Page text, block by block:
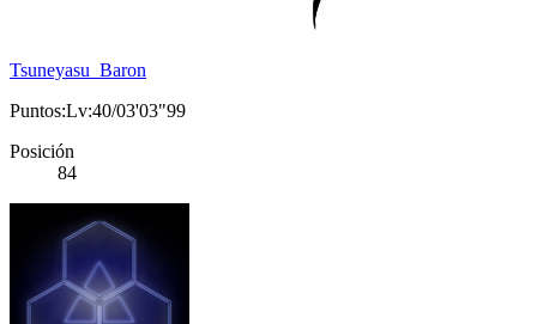
Tsuneyasu_Baron
Puntos:Lv:40/03'03"99
Posición
84